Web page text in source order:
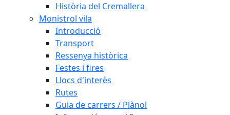
Història del Cremallera
Monistrol vila
Introducció
Transport
Ressenya històrica
Festes i fires
Llocs d'interès
Rutes
Guia de carrers / Plànol